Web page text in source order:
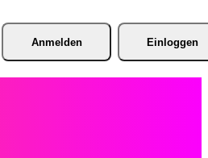
Anmelden Einloggen